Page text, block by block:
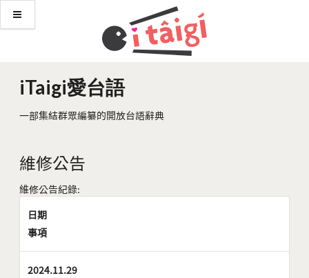
iTaigi愛台語
一部集結群眾編纂的開放台語辭典
維修公告
維修公告紀錄:
日期
事項
2024.11.29